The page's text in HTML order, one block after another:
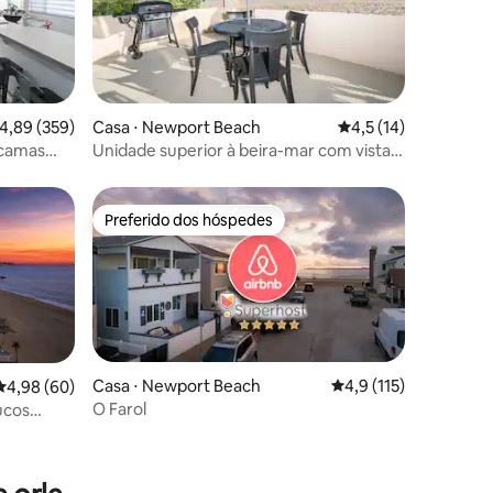
de uma avaliação média de 5, 359 avaliações
4,89 (359)
Casa ⋅ Newport Beach 4,5 de uma
4,5 (14)
Unidade superior à beira-mar com vista
de uma avaliação média de 5, 60 avaliações
4,98 (60)
Preferido dos hóspedes
Preferido dos hóspedes
Casa ⋅ Newport Beach 4,9 de uma avaliação
4,9 (115)
O Farol